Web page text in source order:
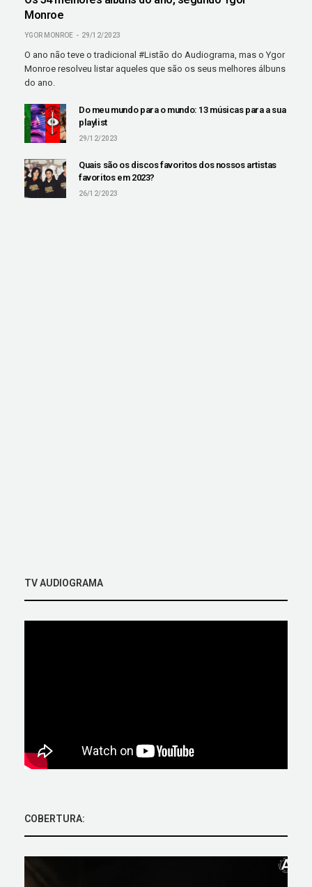
Monroe
YGOR MONROE 29/12/2023
O ano não teve o tradicional #Listão do Audiograma, mas o Ygor
Monroe resolveu listar aqueles que são os seus melhores álbuns
do ano.
Do meu mundo para o mundo: 13 músicas para a sua
playlist
29/12/2023
Quais são os discos favoritos dos nossos artistas
favoritos em 2023?
26/12/2023
TV AUDIOGRAMA
COBERTURA: